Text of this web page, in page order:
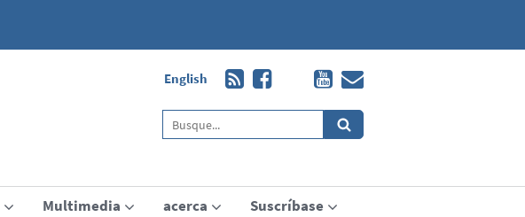
English
Multimedia acerca Suscríbase